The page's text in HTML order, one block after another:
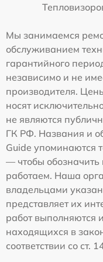
Мы занимаемся
обслуживанием
гарантийного
независимо и не
производителя.
носят
не являются
ГК РФ. Названия и
Guide упоминаются
— чтобы обозначить
работаем. Наша
владельцами
представляет их
работ выполняются
находящихся в
соответствии со ст.